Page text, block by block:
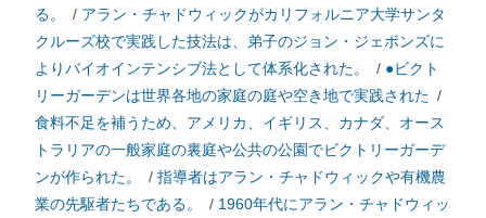
る。
/ アラン・チャドウィックがカリフォルニア大学サンタ
クルーズ校で実践した技法は、弟子のジョン・ジェボンズに
よりバイオインテンシブ法として体系化された。
/ ●ビクト
リーガーデンは世界各地の家庭の庭や空き地で実践された /
食料不足を補うため、アメリカ、イギリス、カナダ、オース
トラリアの一般家庭の裏庭や公共の公園でビクトリーガーデ
ンが作られた。
/ 指導者はアラン・チャドウィックや有機農
業の先駆者たちである。
/ 1960年代にアラン・チャドウィッ